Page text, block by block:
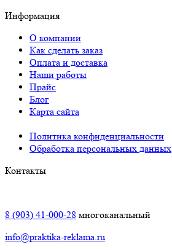
Информация
О компании
Как сделать заказ
Оплата и доставка
Наши работы
Прайс
Блог
Карта сайта
Политика конфиденциальности
Обработка персональных данных
Контакты
8 (903) 41-000-28 многоканальный
info@praktika-reklama.ru